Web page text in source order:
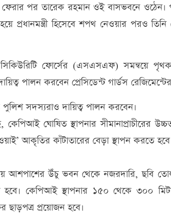
পর তারেক রহমান ওই বাসভবনে ওঠেন।
প্রধানমন্ত্রী হিসেবে শপথ নেওয়ার পরও তিনি
সিকিউরিটি ফোর্সের (এসএসএফ) সমন্বয়ে
পালন করবেন প্রেসিডেন্ট গার্ডস
পুলিশ সদস্যরাও দায়িত্ব পালন করবেন।
কেপিআই ঘোষিত স্থাপনার
আকৃতির কাঁটাতারের বেড়া স্থাপন করতে
আশপাশের উঁচু ভবন থেকে নজরদারি, ছবি
হবে। কেপিআই স্থাপনার ১৫০ থেকে ৩০০
ছাড়পত্র প্রয়োজন হবে।